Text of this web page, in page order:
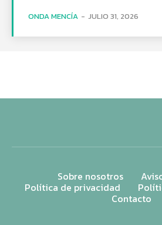
ONDA MENCÍA - JULIO 31, 2026
Sobre nosotros
Política de privacidad
Contacto